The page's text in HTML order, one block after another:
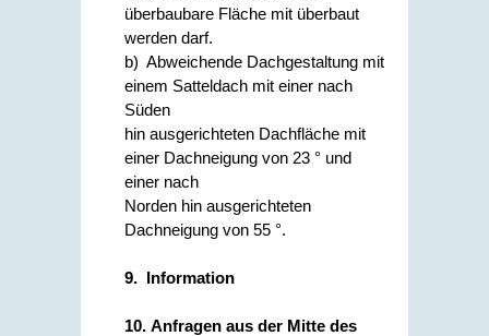
überbaubare Fläche mit überbaut
werden darf.
b) Abweichende Dachgestaltung mit
einem Satteldach mit einer nach
Süden
hin ausgerichteten Dachfläche mit
einer Dachneigung von 23 ° und
einer nach
Norden hin ausgerichteten
Dachneigung von 55 °.
9. Information
10. Anfragen aus der Mitte des